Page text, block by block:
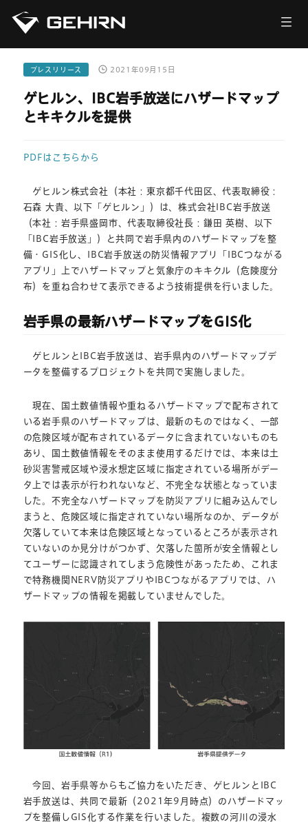
ニュース
お問い合わせ
プレスリリース 2021年09月15日
ゲヒルン、IBC岩手放送にハザードマップ
とキキクルを提供
PDFはこちらから
ゲヒルン株式会社（本社：東京都千代田区、代表取締役：
石森 大貴、以下「ゲヒルン」）は、株式会社IBC岩手放送
（本社：岩手県盛岡市、代表取締役社長：鎌田 英樹、以下
「IBC岩手放送」）と共同で岩手県内のハザードマップを整
備・GIS化し、IBC岩手放送の防災情報アプリ「IBCつながる
アプリ」上でハザードマップと気象庁のキキクル（危険度分
布）を重ね合わせて表示できるよう技術提供を行いました。
岩手県の最新ハザードマップをGIS化
ゲヒルンとIBC岩手放送は、岩手県内のハザードマップデ
ータを整備するプロジェクトを共同で実施しました。
現在、国土数値情報や重ねるハザードマップで配布されて
いる岩手県のハザードマップは、最新のものではなく、一部
の危険区域が配布されているデータに含まれていないものも
あり、国土数値情報をそのまま使用するだけでは、本来は土
砂災害警戒区域や浸水想定区域に指定されている場所がデー
タ上では表示が行われないなど、不完全な状態となっていま
した。不完全なハザードマップを防災アプリに組み込んでし
まうと、危険区域に指定されていない場所なのか、データが
欠落していて本来は危険区域となっているところが表示され
ていないのか見分けがつかず、欠落した箇所が安全情報とし
てユーザーに認識されてしまう危険性があったため、これま
で特務機関NERV防災アプリやIBCつながるアプリでは、ハ
ザードマップの情報を掲載していませんでした。
今回、岩手県等からもご協力をいただき、ゲヒルンとIBC
岩手放送は、共同で最新（2021年9月時点）のハザードマッ
プを整備しGIS化する作業を行いました。複数の河川の浸水